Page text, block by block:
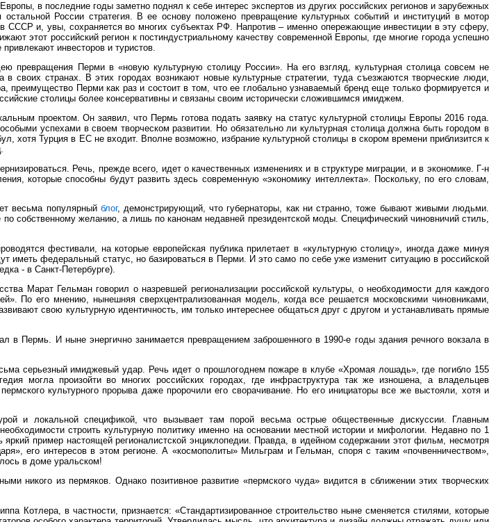
в последние годы заметно поднял к себе интерес экспертов из других российских регионов и зарубежных
России стратегия. В ее основу положено превращение культурных событий и институций в мотор
СССР и, увы, сохраняется во многих субъектах РФ. Напротив – именно опережающие инвестиции в эту сферу,
этот российский регион к постиндустриальному качеству современной Европы, где многие города успешно
инвесторов и туристов.
Перми в «новую культурную столицу России». На его взгляд, культурная столица совсем не
странах. В этих городах возникают новые культурные стратегии, туда съезжаются творческие люди,
преимущество Перми как раз и состоит в том, что ее глобально узнаваемый бренд еще только формируется и
столицы более консервативны и связаны своим исторически сложившимся имиджем.
проектом. Он заявил, что Пермь готова подать заявку на статус культурной столицы Европы 2016 года.
успехами в своем творческом развитии. Но обязательно ли культурная столица должна быть городом в
хотя Турция в ЕС не входит. Вполне возможно, избрание культурной столицы в скором времени приблизится к
Речь, прежде всего, идет о качественных изменениях и в структуре миграции, и в экономике. Г-н
которые способны будут развить здесь современную «экономику интеллекта». Поскольку, по его словам,
весьма популярный блог, демонстрирующий, что губернаторы, как ни странно, тоже бывают живыми людьми.
собственному желанию, а лишь по канонам недавней президентской моды. Специфический чиновничий стиль,
фестивали, на которые европейская публика прилетает в «культурную столицу», иногда даже минуя
иметь федеральный статус, но базироваться в Перми. И это само по себе уже изменит ситуацию в российской
- в Санкт-Петербурге).
Марат Гельман говорил о назревшей регионализации российской культуры, о необходимости для каждого
По его мнению, нынешняя сверхцентрализованная модель, когда все решается московскими чиновниками,
свою культурную идентичность, им только интереснее общаться друг с другом и устанавливать прямые
в Пермь. И ныне энергично занимается превращением заброшенного в 1990-е годы здания речного вокзала в
серьезный имиджевый удар. Речь идет о прошлогоднем пожаре в клубе «Хромая лошадь», где погибло 155
могла произойти во многих российских городах, где инфраструктура так же изношена, а владельцев
культурного прорыва даже пророчили его сворачивание. Но его инициаторы все же выстояли, хотя и
и локальной спецификой, что вызывает там порой весьма острые общественные дискуссии. Главным
строить культурную политику именно на основании местной истории и мифологии. Недавно по 1
яркий пример настоящей регионалистской энциклопедии. Правда, в идейном содержании этот фильм, несмотря
его интересов в этом регионе. А «космополиты» Мильграм и Гельман, споря с таким «почвенничеством»,
в доме уральском!
никого из пермяков. Однако позитивное развитие «пермского чуда» видится в сближении этих творческих
Котлера, в частности, признается: «Стандартизированное строительство ныне сменяется стилями, которые